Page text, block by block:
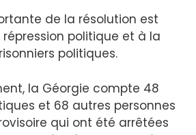
de la résolution est
politique et à la
politiques.
la Géorgie compte 48
et 68 autres personnes
qui ont été arrêtées